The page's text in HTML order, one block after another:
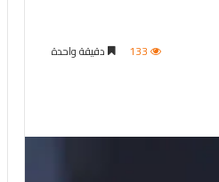
133 دقيقة واحدة